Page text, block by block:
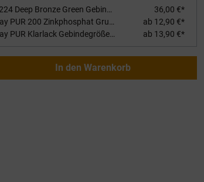
2K BS 224 Deep Bronze Green Gebindegröße / Glanzgrad: 1kg glänzend, inkl. Härter
36,00 €*
2K Spray PUR 200 Zinkphosphat Grundierung Gebindegröße / Glanzgrad: 480ml / RAL 1011 Braunbeige
ab 12,90 €*
2K Spray PUR Klarlack Gebindegröße / Glanzgrad: 400ml / glänzend
ab 13,90 €*
den gewünschten Wert ein
In den Warenkorb